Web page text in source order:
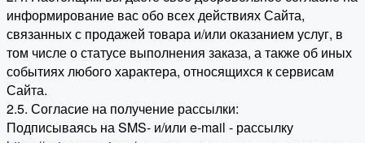
информирование вас обо всех действиях Сайта,
связанных с продажей товара и/или оказанием услуг, в
том числе о статусе выполнения заказа, а также об иных
событиях любого характера, относящихся к сервисам
Сайта.
2.5. Согласие на получение рассылки:
Подписываясь на SMS- и/или e-mail - рассылку